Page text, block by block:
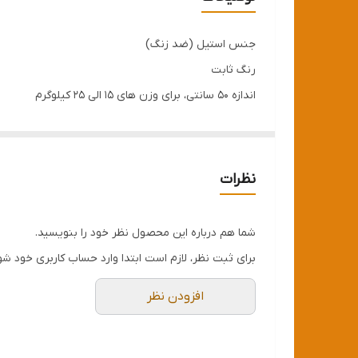
جنس استیل (ضد زنگ)
رنگ ثابت
اندازه ۵۰ سانتی، برای وزن های ۱۵ الی ۲۵ کیلوگرم
نظرات
شما هم درباره این محصول نظر خود را بنویسید.
برای ثبت نظر، لازم است ابتدا وارد حساب کاربری خود
افزودن نظر